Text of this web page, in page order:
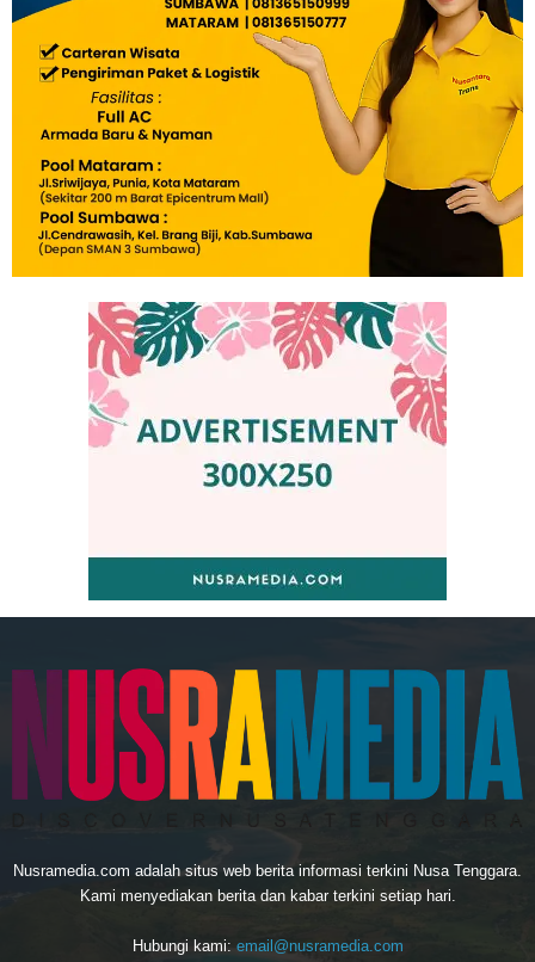
Nusramedia.com adalah situs web berita informasi terkini Nusa Tenggara.
Kami menyediakan berita dan kabar terkini setiap hari.
Hubungi kami: email@nusramedia.com